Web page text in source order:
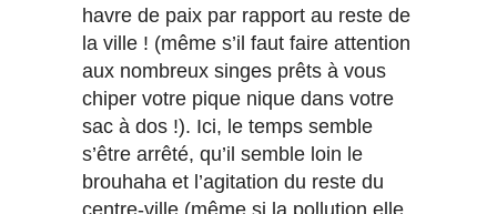
havre de paix par rapport au reste de
la ville ! (même s’il faut faire attention
aux nombreux singes prêts à vous
chiper votre pique nique dans votre
sac à dos !). Ici, le temps semble
s’être arrêté, qu’il semble loin le
brouhaha et l’agitation du reste du
centre-ville (même si la pollution elle